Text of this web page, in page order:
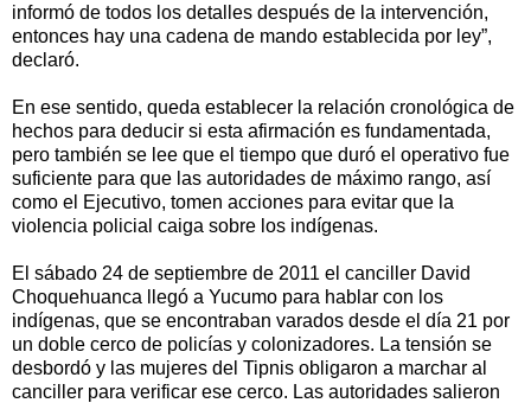
informó de todos los detalles después de la intervención,
entonces hay una cadena de mando establecida por ley”,
declaró.
En ese sentido, queda establecer la relación cronológica de
hechos para deducir si esta afirmación es fundamentada,
pero también se lee que el tiempo que duró el operativo fue
suficiente para que las autoridades de máximo rango, así
como el Ejecutivo, tomen acciones para evitar que la
violencia policial caiga sobre los indígenas.
El sábado 24 de septiembre de 2011 el canciller David
Choquehuanca llegó a Yucumo para hablar con los
indígenas, que se encontraban varados desde el día 21 por
un doble cerco de policías y colonizadores. La tensión se
desbordó y las mujeres del Tipnis obligaron a marchar al
canciller para verificar ese cerco. Las autoridades salieron